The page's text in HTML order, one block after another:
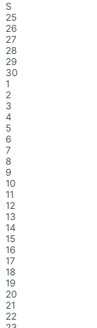
S
25
26
27
28
29
30
1
2
3
4
5
6
7
8
9
10
11
12
13
14
15
16
17
18
19
20
21
22